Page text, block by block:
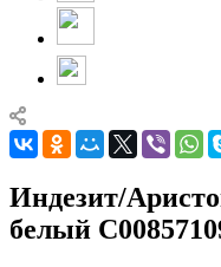
Индезит/
белый